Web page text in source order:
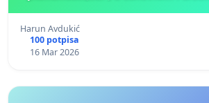
Harun Avdukić
100 potpisa
16 Mar 2026